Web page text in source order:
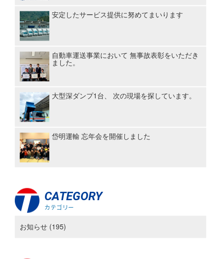
安定したサービス提供に努めてまいります
自動車運送事業において 無事故表彰をいただき
ました。
大型深ダンプ1台、 次の現場を探しています。
岱明運輸 忘年会を開催しました
CATEGORY
カテゴリー
お知らせ (195)